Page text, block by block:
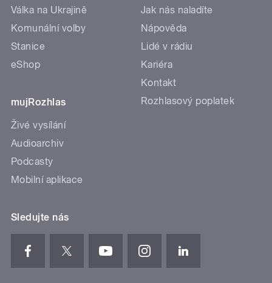
Válka na Ukrajině
Komunální volby
Stanice
eShop
mujRozhlas
Živé vysílání
Audioarchiv
Podcasty
Mobilní aplikace
Jak nás naladíte
Nápověda
Lidé v rádiu
Kariéra
Kontakt
Rozhlasový poplatek
Sledujte nás